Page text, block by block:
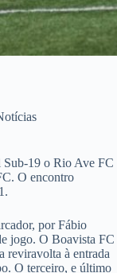
Sub-19 o Rio Ave FC
O encontro
por Fábio
jogo. O Boavista FC
reviravolta à entrada
O terceiro, e último